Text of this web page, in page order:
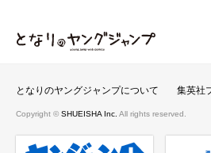
となりのヤングジ
となりのヤングジャンプについて 集英社
Copyright © SHUEISHA Inc. All rights reserved.
ヤンジャンプラス 週刊ヤ